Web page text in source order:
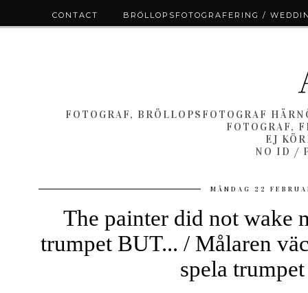
FOTOGRAF, BRÖLLOPSFOTOGRAF
FOTOGRAF,
EJ
NO ID /
MÅNDAG 22
The painter did not wake
trumpet BUT... / Målaren
spela
CONTACT BRÖLLOPSFOTOGRAFERING /